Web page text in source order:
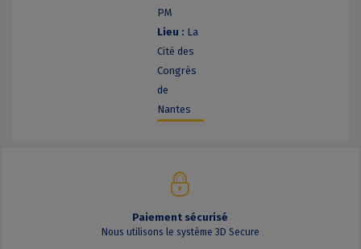
PM
Lieu : La
Cité des
Congrès
de
Nantes
Paiement sécurisé
Nous utilisons le système 3D Secure